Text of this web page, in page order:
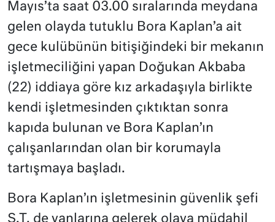
Mayıs’ta saat 03.00 sıralarında meydana
gelen olayda tutuklu Bora Kaplan’a ait
gece kulübünün bitişiğindeki bir mekanın
işletmeciliğini yapan Doğukan Akbaba
(22) iddiaya göre kız arkadaşıyla birlikte
kendi işletmesinden çıktıktan sonra
kapıda bulunan ve Bora Kaplan’ın
çalışanlarından olan bir korumayla
tartışmaya başladı.
Bora Kaplan’ın işletmesinin güvenlik şefi